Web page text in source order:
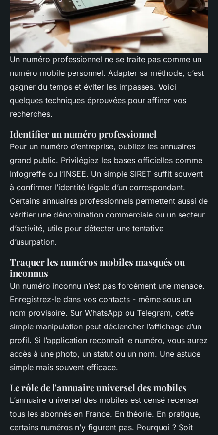
Un numéro professionnel ne se traite pas comme un
numéro mobile personnel. Adapter sa méthode, c’est
gagner du temps et éviter les impasses. Voici
quelques techniques éprouvées pour affiner vos
recherches.
Identifier un numéro professionnel
Pour un numéro d’entreprise, oubliez les annuaires
grand public. Privilégiez les bases officielles comme
Infogreffe ou l’INSEE. Un simple SIRET suffit souvent
à confirmer l’identité légale d’un correspondant.
Certains annuaires professionnels permettent aussi de
vérifier une dénomination commerciale ou un secteur
d’activité, utile pour détecter une tentative
d’usurpation.
Traquer les numéros mobiles masqués ou
inconnus
Un numéro inconnu n’est pas forcément une menace.
Enregistrez-le dans vos contacts - même sous un
nom provisoire. Sur WhatsApp ou Telegram, cette
simple manipulation peut déclencher l’affichage d’un
profil. Si l’application reconnaît le numéro, vous aurez
accès à une photo, un statut ou un nom. Une astuce
simple mais souvent efficace.
Le rôle de l'annuaire universel des mobiles
L’annuaire universel des mobiles est censé recenser
tous les abonnés en France. En théorie. En pratique,
certains numéros n’y figurent pas. Pourquoi ? Soit